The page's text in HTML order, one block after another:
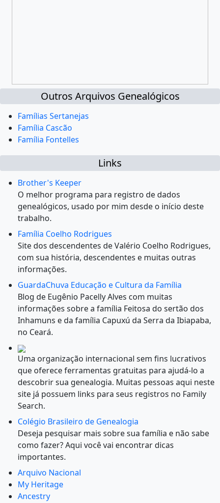
Outros Arquivos Genealógicos
Famílias Sertanejas
Família Cascão
Família Fontelles
Links
Brother's Keeper
O melhor programa para registro de dados
genealógicos, usado por mim desde o início deste
trabalho.
Família Coelho Rodrigues
Site dos descendentes de Valério Coelho Rodrigues,
com sua história, descendentes e muitas outras
informações.
GuardaChuva Educação e Cultura da Família
Blog de Eugênio Pacelly Alves com muitas
informações sobre a família Feitosa do sertão dos
Inhamuns e da família Capuxú da Serra da Ibiapaba,
no Ceará.
Uma organização internacional sem fins lucrativos
que oferece ferramentas gratuitas para ajudá-lo a
descobrir sua genealogia. Muitas pessoas aqui neste
site já possuem links para seus registros no Family
Search.
Colégio Brasileiro de Genealogia
Deseja pesquisar mais sobre sua família e não sabe
como fazer? Aqui você vai encontrar dicas
importantes.
Arquivo Nacional
My Heritage
Ancestry